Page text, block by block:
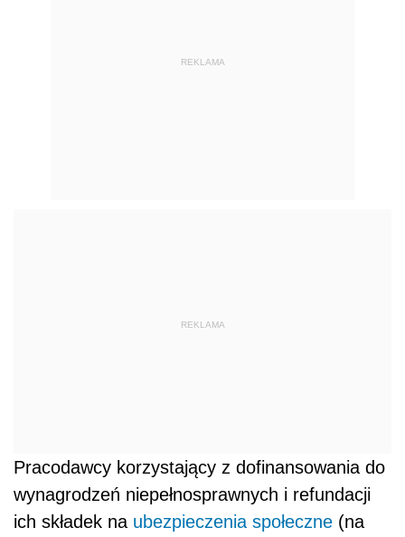
REKLAMA
REKLAMA
Pracodawcy korzystający z dofinansowania do
wynagrodzeń niepełnosprawnych i refundacji
ich składek na ubezpieczenia społeczne (na